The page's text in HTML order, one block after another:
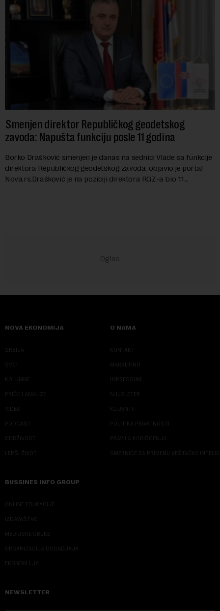
Smenjen direktor Republičkog geodetskog
zavoda: Napušta funkciju posle 11 godina
Borko Drašković smenjen je danas na sednici Vlade sa funkcije
direktora Republičkog geodetskog zavoda, objavio je portal
Nova.rs.Drašković je na poziciji direktora RGZ-a bio 11
NOVA EKONOMIJA
SRBIJA
SVET
KOLUMNE
PRIČE I ANALIZE
VIDEO
PODCAST
ODRŽIVOST
LEPŠI ŽIVOT
O NAMA
KONTAKT
MARKETING
IMPRESSUM
NJUZLETER
KLIJENTI
POLITIKA PRIVATNOSTI
PRAVILA KORIŠĆENJA
SMERNICE ZA PRIMENU VEŠTAČKE
BUSSINES INFO GROUP
ONLINE EDUKACIJE
IZDAVAŠTVO
MEDIJSKE OBUKE
ORGANIZACIJA DOGADJAJA
EKONOM I JA
NEWSLETTER